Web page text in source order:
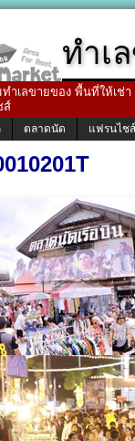
ทำเ
ำเลขายของ พื้นที่ให้เช่
ส์
ตลาดนัด แฟรนไชส์